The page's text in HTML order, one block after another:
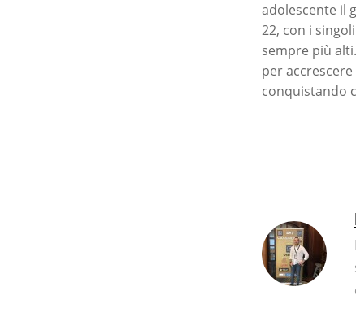
adolescente il
22, con i
sempre più
per
conquistando